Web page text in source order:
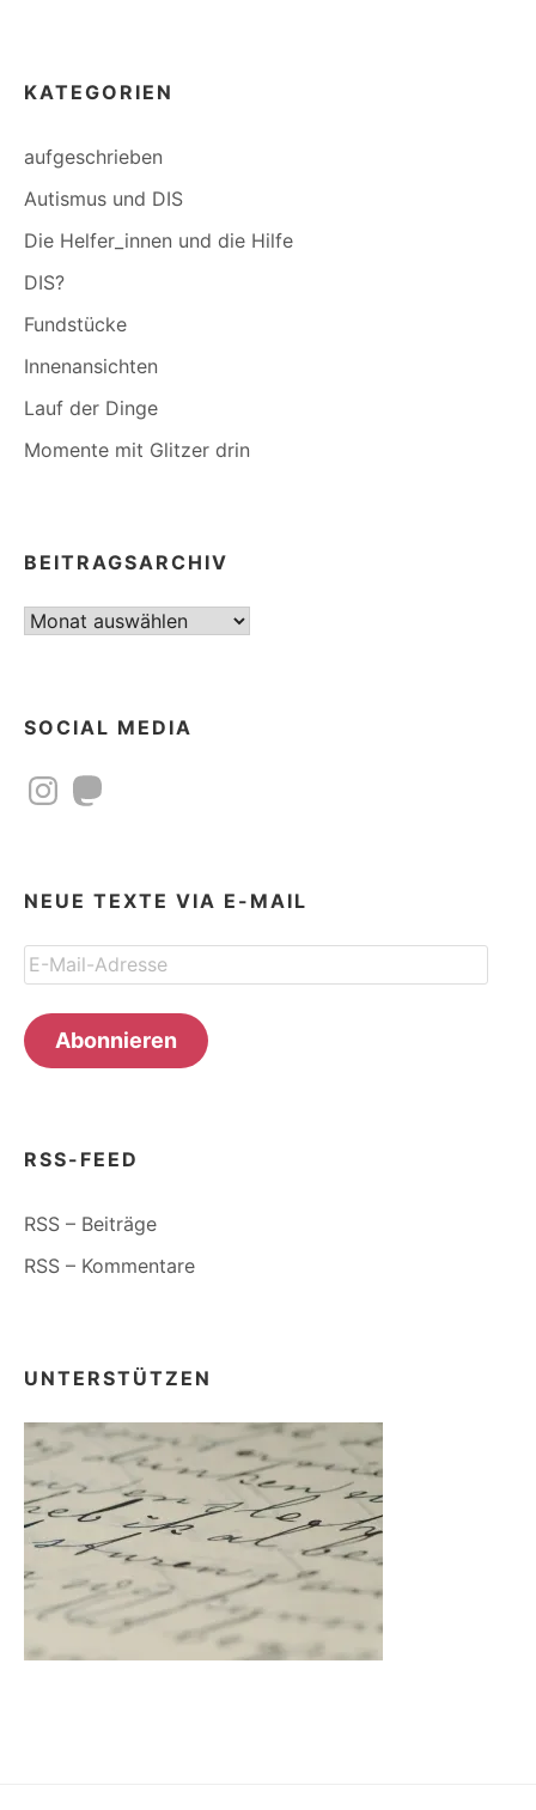
KATEGORIEN
aufgeschrieben
Autismus und DIS
Die Helfer_innen und die Hilfe
DIS?
Fundstücke
Innenansichten
Lauf der Dinge
Momente mit Glitzer drin
BEITRAGSARCHIV
Beitragsarchiv
SOCIAL MEDIA
InstagramMastodon
NEUE TEXTE VIA E-MAIL
E-
Mail-
Adresse
Abonnieren
RSS-FEED
RSS – Beiträge
RSS – Kommentare
UNTERSTÜTZEN